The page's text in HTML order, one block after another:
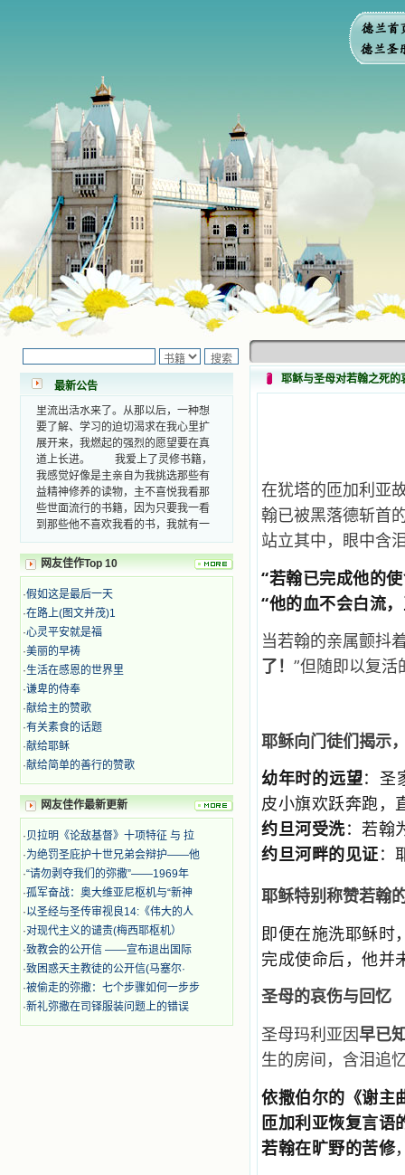
最新公告
小德兰爱心书屋最新公告 有一天，我
做了一个奇怪的梦，至今让我难忘。
梦中，我看到一本打开的用石头做的
书，我用舌头去舔它，觉得有一种甜
味，我就更用力去舔，最后从这本书
里流出活水来了。从那以后，一种想
要了解、学习的迫切渴求在我心里扩
展开来，我燃起的强烈的愿望要在真
道上长进。 我爱上了灵修书籍，
我感觉好像是主亲自为我挑选那些有
益精神修养的读物，主不喜悦我看那
些世面流行的书籍，因为只要我一看
到那些他不喜欢我看的书，我就有一
地防护着我，从那以后我从未读过一
本不良的书籍。 善良的书使人向
我的脑子里。读这些圣书时，我思潮
汹涌起伏，欣喜不能自已。书中谈到
这些圣人们如何在与主的交往中得到
灵命的更新，德行的馨香如何上达天
庭。啊，在这世上曾住过那么多热心
的圣人，为了传播福音，他们告别亲
踏上了异国他乡，到没有人知道真神
的世界里去。啊，若不是主的引领，
我可能到死还不认识他们呢！ 我
的心灵从主给我的这些圣人的言行中
我面前展开时，我是多么的惊奇、兴
奋啊！当我读到他们为主而受人逼
迫、凌辱，为将福音广传而被人追杀
时，我为他们的在天之灵祈祷，我哭
着，为自已的同胞带给他们的苦难而
哀号。我一遍遍地重读那一行行被我
的斑斑泪痕弄得模糊不清的字句，那
些被主的爱火所燃烧而离开家乡来到
中国的传教士，我多么爱你们啊！我
心中流淌着多少感激的泪水。 他
们受苦却觉得喜乐，因为他们爱主，
他们感到能为主受一点苦是多么喜乐
的事。他们受苦时仍在唱着感谢的
歌，因他们无法不称颂主，因主使他
们的心灵洋溢了快乐；他们激发了我
网友佳作Top 10
·假如这是最后一天
·在路上(图文并茂)1
·心灵平安就是福
·美丽的早祷
·生活在感恩的世界里
·谦卑的侍奉
·献给主的赞歌
·有关素食的话题
·献给耶稣
·献给简单的善行的赞歌
网友佳作最新更新
·贝拉明《论敌基督》十项特征 与 拉
·为绝罚圣庇护十世兄弟会辩护——他
·“请勿剥夺我们的弥撒”——1969年
·孤军奋战：奥大维亚尼枢机与“新神
·以圣经与圣传审视良14:《伟大的人
·对现代主义的谴责(梅西耶枢机）
·致教会的公开信 ——宣布退出国际
·致困惑天主教徒的公开信(马塞尔·
·被偷走的弥撒：七个步骤如何一步步
·新礼弥撒在司铎服装问题上的错误
耶稣与圣母对若翰之死的
在犹塔的匝加利亚
翰已被黑落德斩首
站立其中，眼中含
“若翰已完成他的
“他的血不会白流
当若翰的亲属颤抖
了！ ”但随即以复
耶稣向门徒们揭示
幼年时的远望：圣
皮小旗欢跃奔跑，
约旦河受洗：若翰
约旦河畔的见证：
耶稣特别称赞若翰
即便在施洗耶稣时
完成使命后，他并
圣母的哀伤与回忆
圣母玛利亚因早已
生的房间，含泪追
依撒伯尔的《谢主
匝加利亚恢复言语
若翰在旷野的苦修